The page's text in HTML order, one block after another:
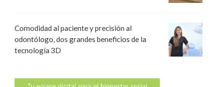
Comodidad al paciente y precisión al
odontólogo, dos grandes beneficios de la
tecnología 3D